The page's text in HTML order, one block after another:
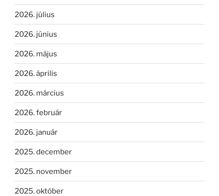
2026. július
2026. június
2026. május
2026. április
2026. március
2026. február
2026. január
2025. december
2025. november
2025. október